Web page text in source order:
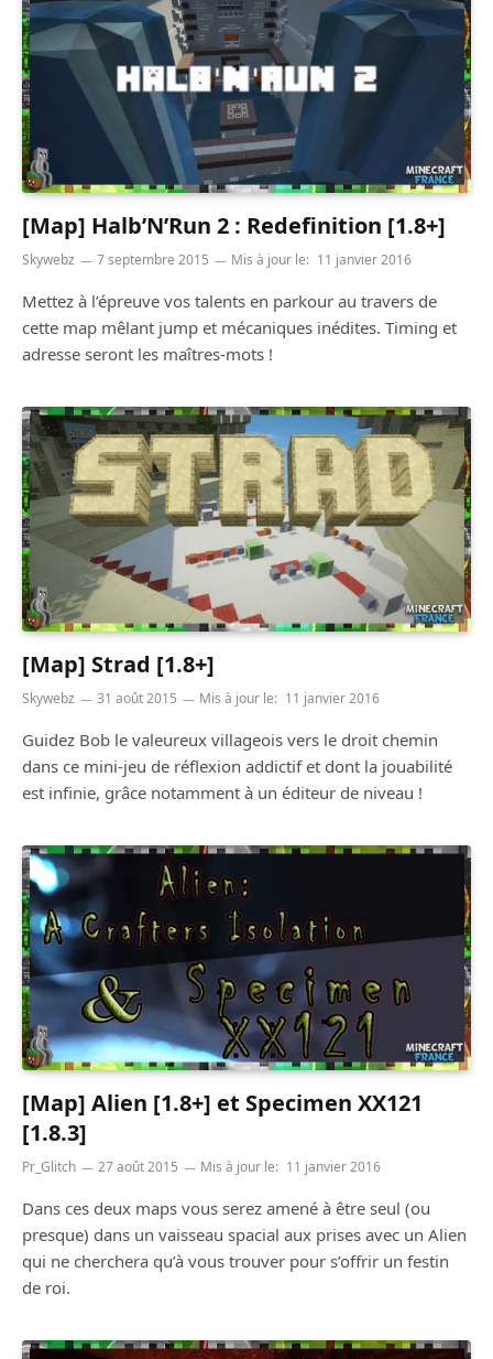
[Map] Halb’N’Run 2 : Redefinition [1.8+]
Skywebz 7 septembre 2015 Mis à jour le: 11 janvier 2016
Mettez à l’épreuve vos talents en parkour au travers de
cette map mêlant jump et mécaniques inédites. Timing et
adresse seront les maîtres-mots !
[Map] Strad [1.8+]
Skywebz 31 août 2015 Mis à jour le: 11 janvier 2016
Guidez Bob le valeureux villageois vers le droit chemin
dans ce mini-jeu de réflexion addictif et dont la jouabilité
est infinie, grâce notamment à un éditeur de niveau !
[Map] Alien [1.8+] et Specimen XX121
[1.8.3]
Pr_Glitch 27 août 2015 Mis à jour le: 11 janvier 2016
Dans ces deux maps vous serez amené à être seul (ou
presque) dans un vaisseau spacial aux prises avec un Alien
qui ne cherchera qu’à vous trouver pour s’offrir un festin
de roi.